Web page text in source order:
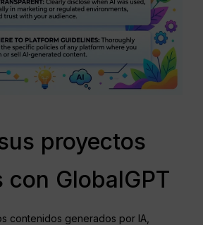
proyectos
con GlobalGPT
contenidos generados por IA,